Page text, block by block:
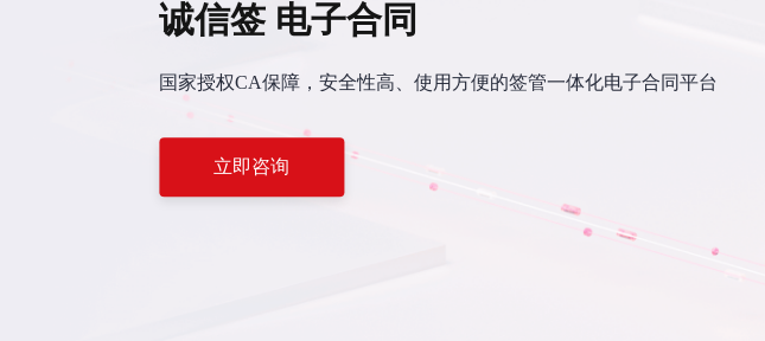
诚信签 电子合同
国家授权CA保障，安全性高、使用方便的签管一体化电子合同平台
立即咨询